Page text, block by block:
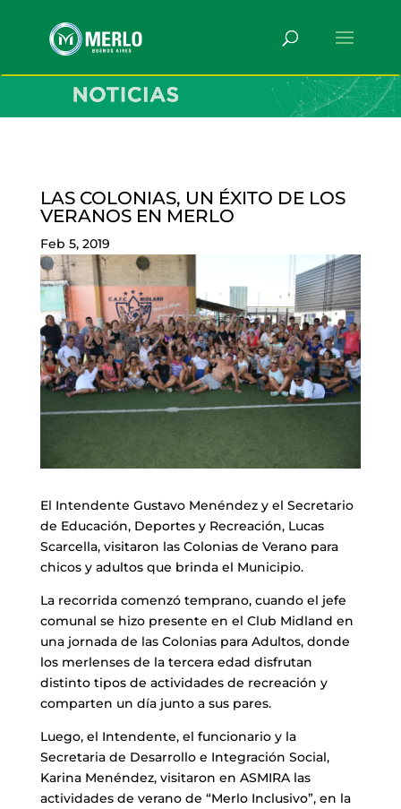
LAS COLONIAS, UN ÉXITO DE LOS
VERANOS EN MERLO
Feb 5, 2019
El Intendente Gustavo Menéndez y el Secretario
de Educación, Deportes y Recreación, Lucas
Scarcella, visitaron las Colonias de Verano para
chicos y adultos que brinda el Municipio.
La recorrida comenzó temprano, cuando el jefe
comunal se hizo presente en el Club Midland en
una jornada de las Colonias para Adultos, donde
los merlenses de la tercera edad disfrutan
distinto tipos de actividades de recreación y
comparten un día junto a sus pares.
Luego, el Intendente, el funcionario y la
Secretaria de Desarrollo e Integración Social,
Karina Menéndez, visitaron en ASMIRA las
actividades de verano de “Merlo Inclusivo”, en la